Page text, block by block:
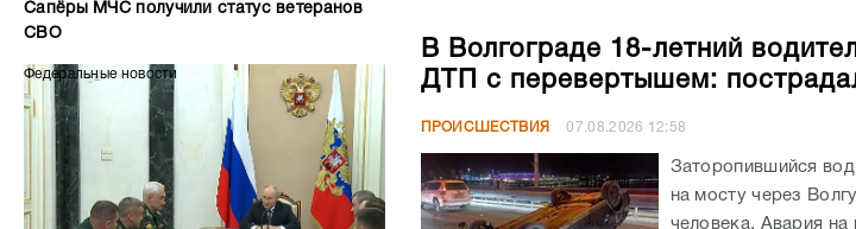
Сапёры МЧС получили статус ветеранов
СВО
Федеральные новости
В Волгограде 18-летний
ДТП с перевертышем:
ПРОИСШЕСТВИЯ 07.08.2026 12:58
Заторопившийся
на мосту через
человека. Авария